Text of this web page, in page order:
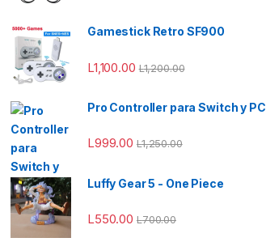
hasta L850.00
hasta L950.00
Gamestick Retro SF900
L1,100.00 L1,200.00
Pro Controller para Switch y PC
L999.00 L1,250.00
Luffy Gear 5 - One Piece
L550.00 L700.00